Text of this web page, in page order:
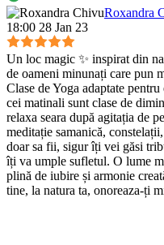
Roxandra
18:00 28 Jan 23
Un loc magic ✨ inspirat din
de oameni minunați care pun
Clase de Yoga adaptate
cei matinali sunt clase de
relaxa seara după agitația de
meditație samanică,
doar sa fii, sigur îți vei găsi
îți va umple sufletul. O lume
plină de iubire și armonie
tine, la natura ta, onoreaza-ți